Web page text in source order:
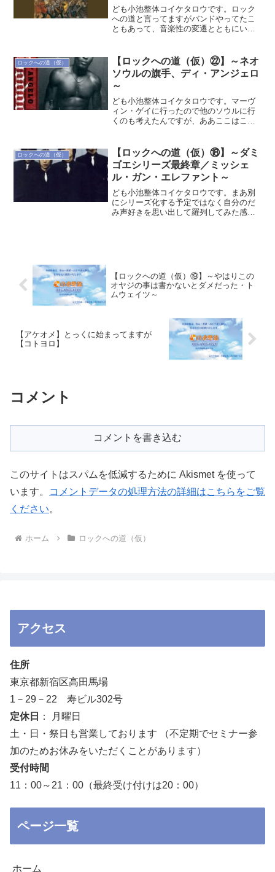
ども小池整体コイケタロウです。ロック
への道と言ってますがバンドやってたこ
ともあって、音楽性の変遷とともにいろ
いうのは自分の中で一つの大きな柱でも
ありました。バキバキの...
ロックへの道（仮）
【ロックへの道（仮）㉒】～ネオ
ソウルの旗手、ディ・アンジェロ
～
ども小池整体コイケタロウです。マーヴ
ィン・ゲイに行ったので他のソウルに行
くのも考えたんですが、ああここはこの
しまいました。実はこの人はワタシずっ
とノーマークで、95年の...
ロックへの道（仮）
【ロックへの道（仮）⑱】～ダミ
ゴエシリーズ最終章／ミッシェ
ル・ガン・エレファント～
ども小池整体コイケタロウです。まあ別
にシリーズ化する予定ではなく自分のだ
み声好きを思い出して羅列してみた感が
【ロックへの道（仮）⑲】～やはりこの
オヤジの事は書かないとダメだった・ト
ムウェイツ～
【アケオメ】とっくに始まってますが
【コトヨロ】
コメント
コメントを書き込む
このサイトはスパムを低減するために Akismet を使って
います。
コメントデータの処理方法の詳細はこちらをご覧
ください。
ホーム ロックへの道（仮）
アクセス
住所
東京都新宿区高田馬場
1－29－22 寿ビル302号
定休日
： 月曜日
土・日・祭日も営業しております （不定期でセミナー参
加のためお休みをいただくことがあります）
受付時間
11：00～21：00（最終受け付けは20：00）
ページ一覧
ホーム